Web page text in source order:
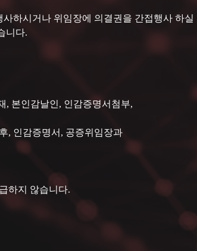
하시거나 위임장에 의결권을 간접행사 하
니다.
날인, 인감증명서첨부,
인감증명서, 공증위임장과
하지 않습니다.